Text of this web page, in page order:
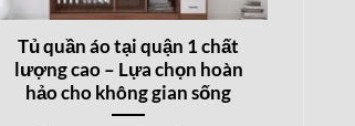
Tủ quần áo tại quận 1 chất
lượng cao – Lựa chọn hoàn
hảo cho không gian sống